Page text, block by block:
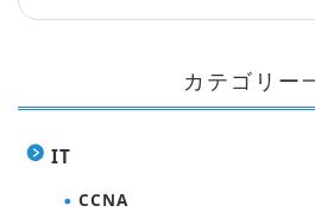
カテゴリー
IT
CCNA